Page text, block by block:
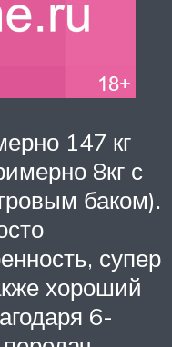
147 кг
8кг с
баком).
супер
хороший
6-